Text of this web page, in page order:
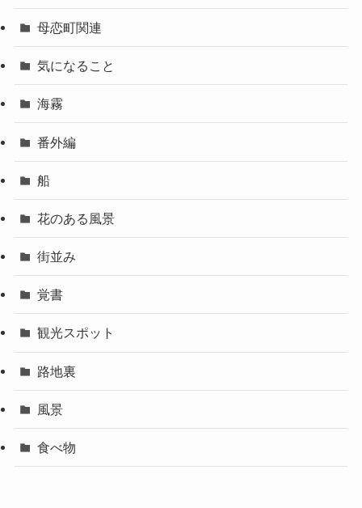
母恋町関連
気になること
海霧
番外編
船
花のある風景
街並み
覚書
観光スポット
路地裏
風景
食べ物